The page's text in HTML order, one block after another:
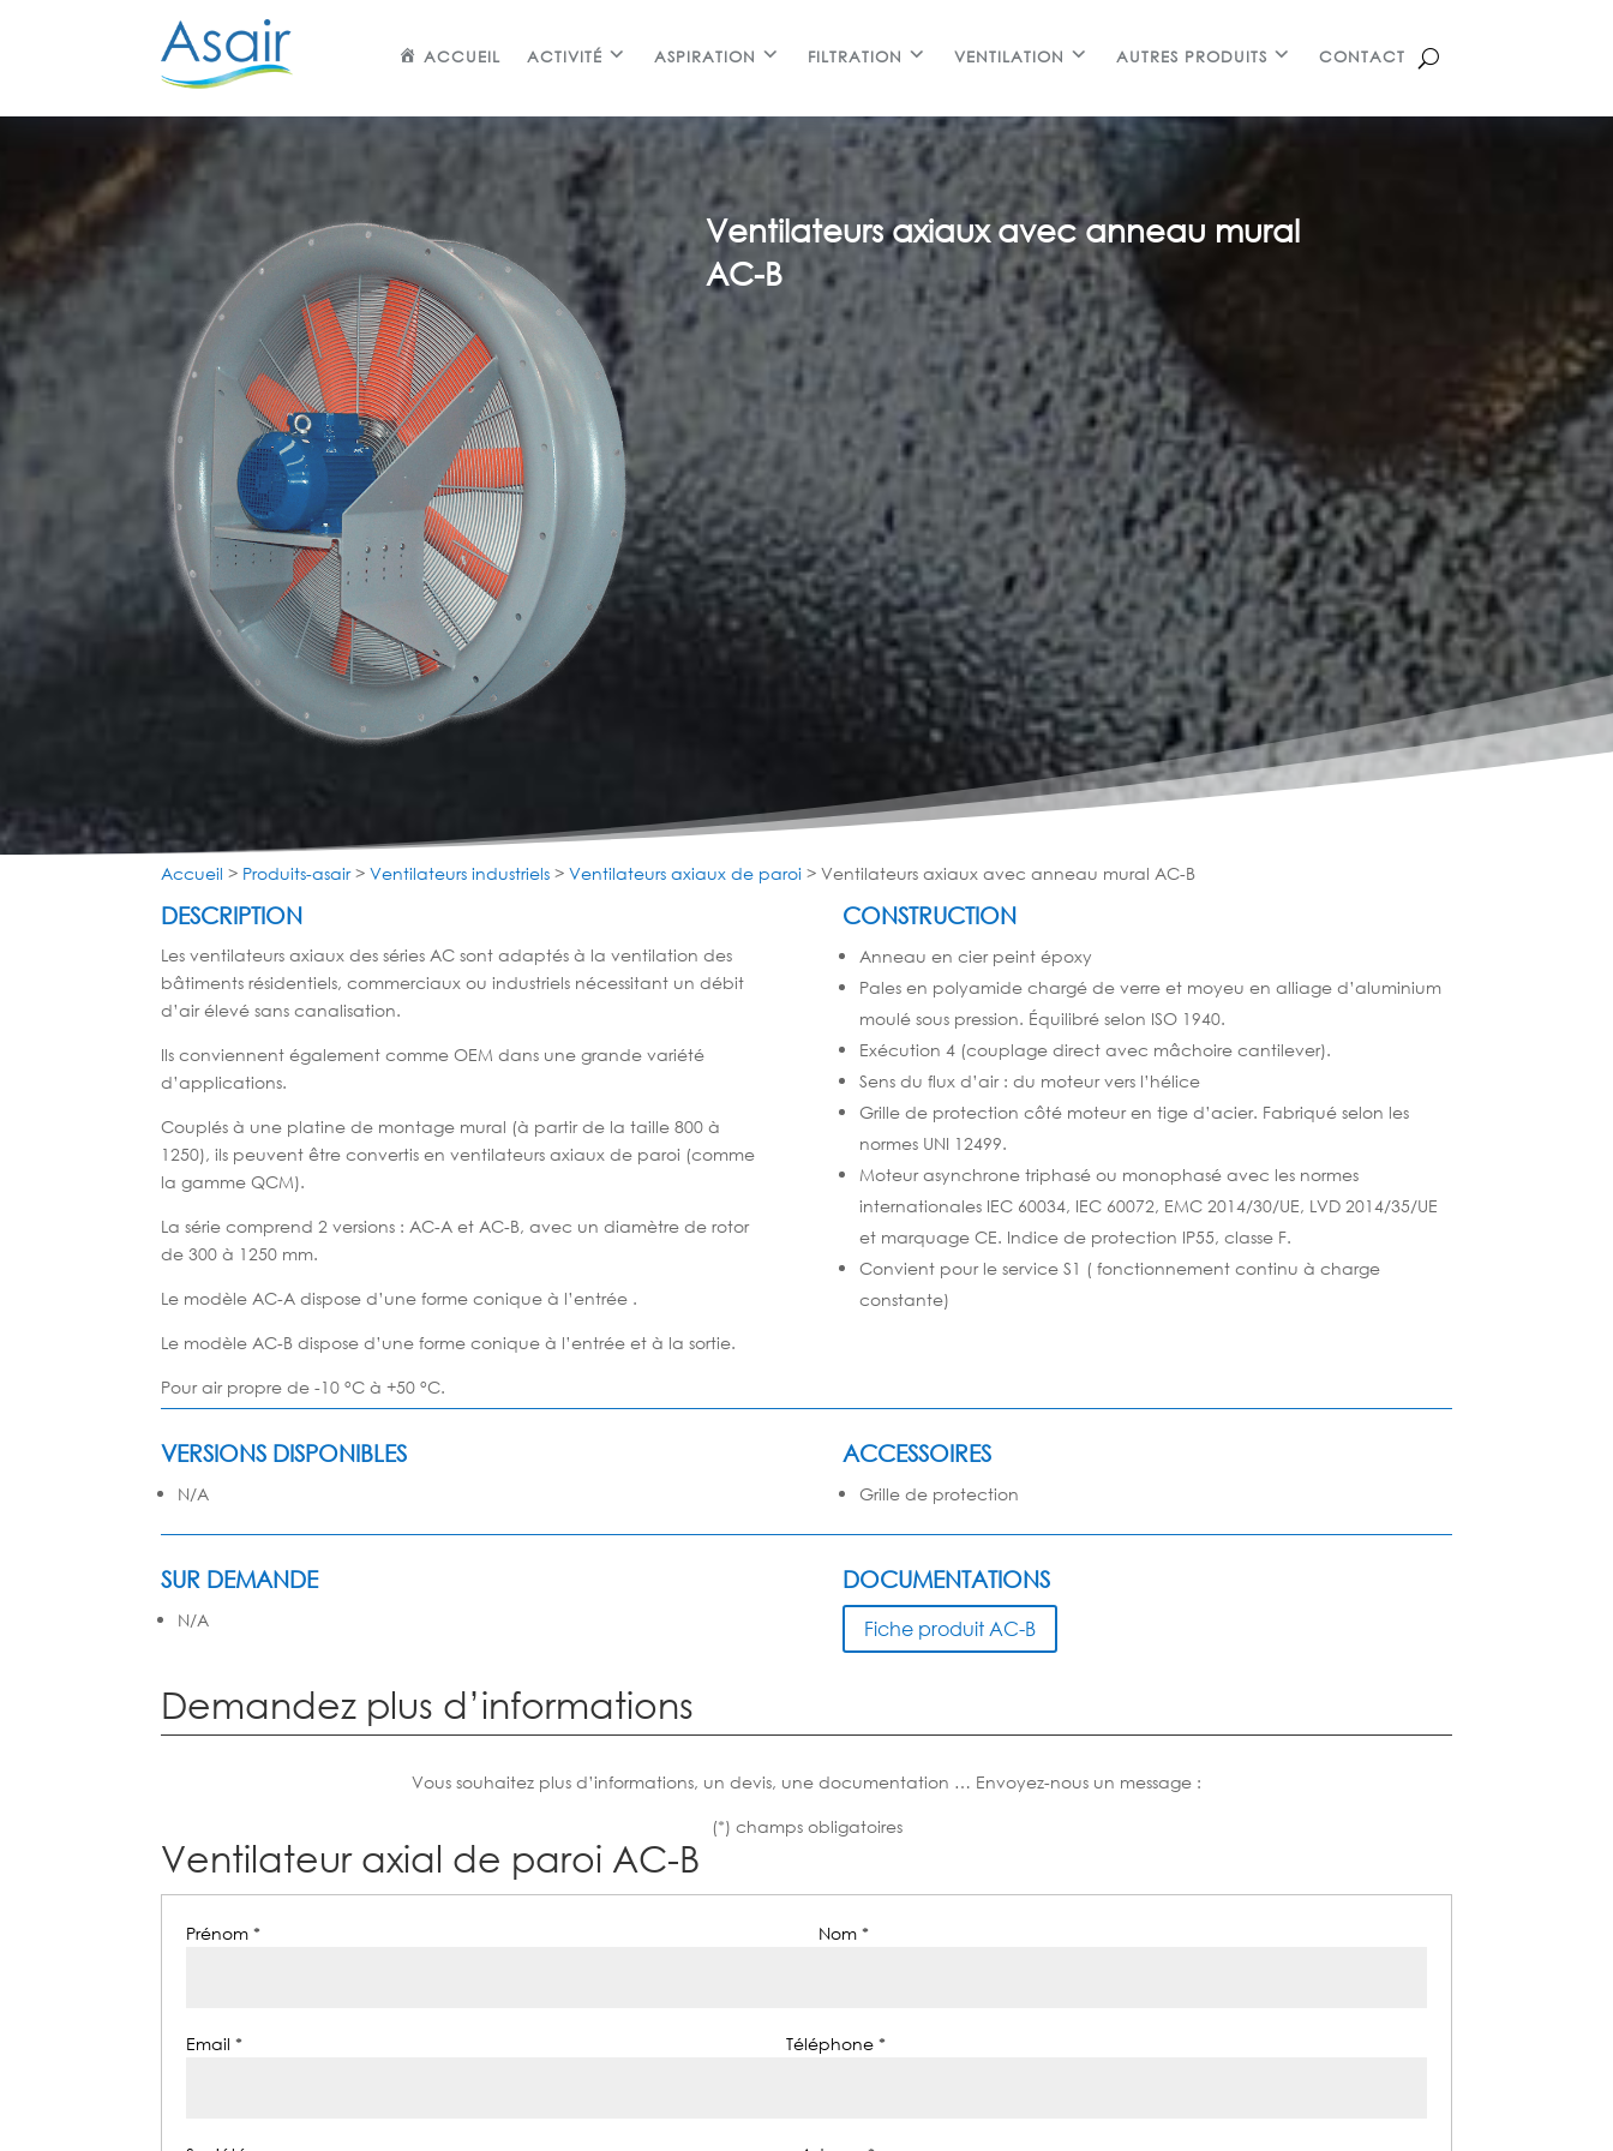
ACCUEIL ACTIVITÉ ASPIRATION FILTRATION VENTILATION AUTRES PRODUITS CONTACT
Ventilateurs axiaux avec anneau mural
AC-B
Accueil > Produits-asair>Ventilateurs industriels >Ventilateurs axiaux de paroi >Ventilateurs axiaux avec anneau mural AC-B
DESCRIPTION
Les ventilateurs axiaux des séries AC sont adaptés à la ventilation des
bâtiments résidentiels, commerciaux ou industriels nécessitant un débit
d’air élevé sans canalisation.
Ils conviennent également comme OEM dans une grande variété
d’applications.
Couplés à une platine de montage mural (à partir de la taille 800 à
1250), ils peuvent être convertis en ventilateurs axiaux de paroi (comme
la gamme QCM).
La série comprend 2 versions : AC-A et AC-B, avec un diamètre de rotor
de 300 à 1250 mm.
Le modèle AC-A dispose d’une forme conique à l’entrée .
Le modèle AC-B dispose d’une forme conique à l’entrée et à la sortie.
Pour air propre de -10 °C à +50 °C.
CONSTRUCTION
Anneau en cier peint époxy
Pales en polyamide chargé de verre et moyeu en alliage d’aluminium
moulé sous pression. Équilibré selon ISO 1940.
Exécution 4 (couplage direct avec mâchoire cantilever).
Sens du flux d’air : du moteur vers l’hélice
Grille de protection côté moteur en tige d’acier. Fabriqué selon les
normes UNI 12499.
Moteur asynchrone triphasé ou monophasé avec les normes
internationales IEC 60034, IEC 60072, EMC 2014/30/UE, LVD 2014/35/UE
et marquage CE. Indice de protection IP55, classe F.
Convient pour le service S1 ( fonctionnement continu à charge
constante)
VERSIONS DISPONIBLES
N/A
ACCESSOIRES
Grille de protection
SUR DEMANDE
N/A
DOCUMENTATIONS
Fiche produit AC-B
Demandez plus d’informations
Vous souhaitez plus d’informations, un devis, une documentation … Envoyez-nous un message :
(*) champs obligatoires
Ventilateur axial de paroi AC-B
Prénom * Nom *
Email * Téléphone *